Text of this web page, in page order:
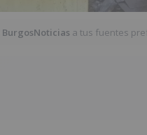
BurgosNoticias a tus fuentes